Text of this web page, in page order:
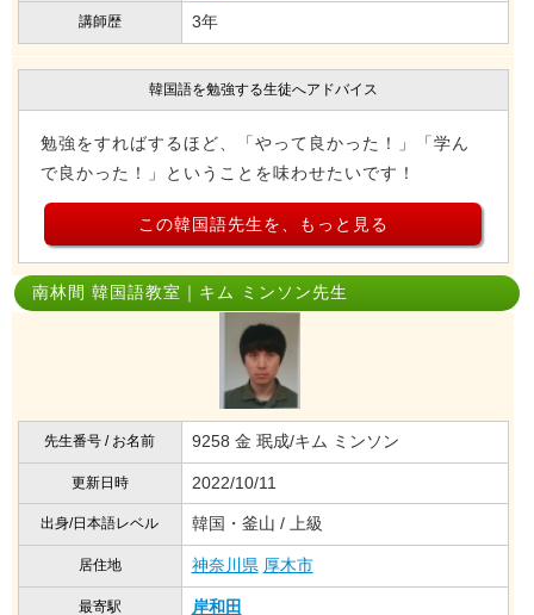
講師歴 3年
韓国語を勉強する生徒へアドバイス
勉強をすればするほど、「やって良かった！」「学ん
で良かった！」ということを味わせたいです！
この韓国語先生を、もっと見る
南林間 韓国語教室｜キム ミンソン先生
先生番号 / お名前 9258 金 珉成/キム ミンソン
更新日時 2022/10/11
出身/日本語レベル 韓国・釜山 / 上級
居住地 神奈川県 厚木市
最寄駅 岸和田